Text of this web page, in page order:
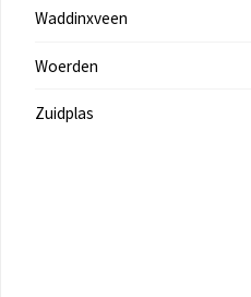
Waddinxveen
Woerden
Zuidplas